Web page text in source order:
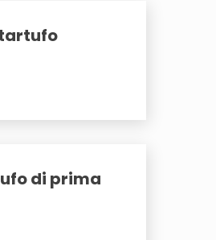
di prima